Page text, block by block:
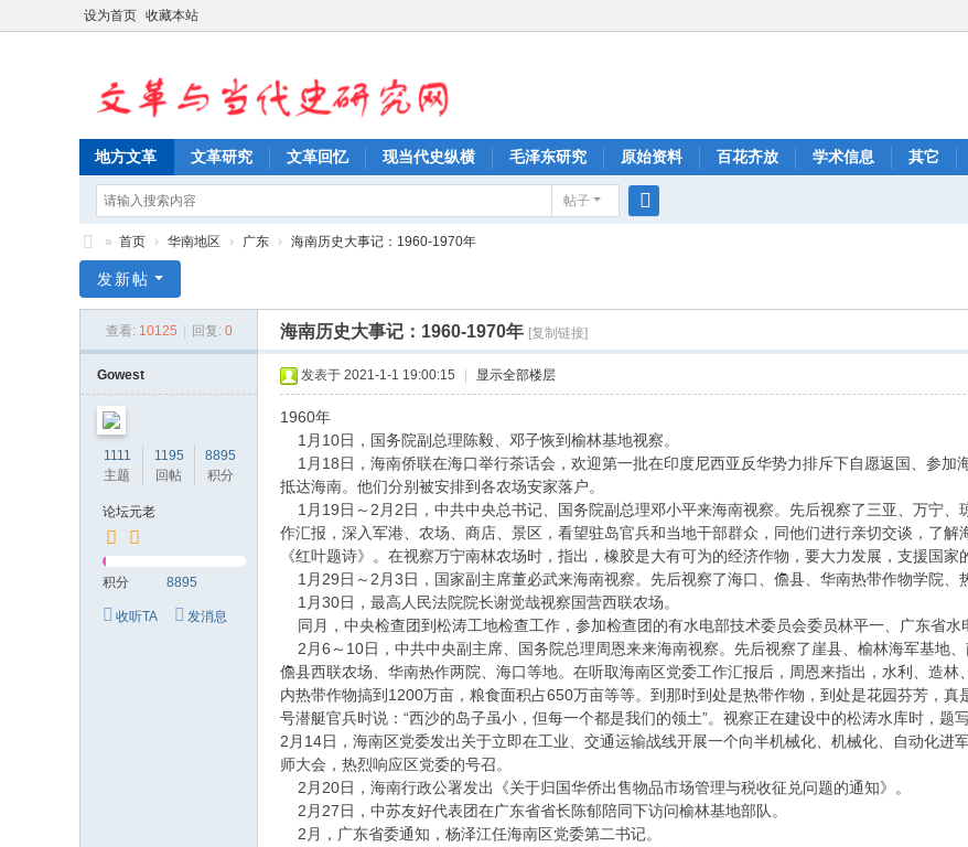
设为首页 收藏本站
地方文革 文革研究 文革回忆 现当代史纵横 毛泽东研究 原始资料 百花齐放 学术信息 其它
帖子
革
» 首页 › 华南地区 › 广东 › 海南历史大事记：1960-1970年
发新帖
查看: 10125 回复: 0 海南历史大事记：1960-1970年 [复制链接]
Gowest
1111
主题
1195
回帖
8895
积分
论坛元老
积分 8895
收听TA 发消息
发表于 2021-1-1 19:00:15 显示全部楼层
1960年
1月10日，国务院副总理陈毅、邓子恢到榆林基地视察。
1月18日，海南侨联在海口举行茶话会，欢迎第一批在印度尼西亚反华势力排斥下自愿返国、参加
抵达海南。他们分别被安排到各农场安家落户。
1月19日～2月2日，中共中央总书记、国务院副总理邓小平来海南视察。先后视察了三亚、万宁、
作汇报，深入军港、农场、商店、景区，看望驻岛官兵和当地干部群众，同他们进行亲切交谈，了
《红叶题诗》。在视察万宁南林农场时，指出，橡胶是大有可为的经济作物，要大力发展，支援国家
1月29日～2月3日，国家副主席董必武来海南视察。先后视察了海口、儋县、华南热带作物学院、
1月30日，最高人民法院院长谢觉哉视察国营西联农场。
同月，中央检查团到松涛工地检查工作，参加检查团的有水电部技术委员会委员林平一、广东省水
2月6～10日，中共中央副主席、国务院总理周恩来来海南视察。先后视察了崖县、榆林海军基地
儋县西联农场、华南热作两院、海口等地。在听取海南区党委工作汇报后，周恩来指出，水利、造
内热带作物搞到1200万亩，粮食面积占650万亩等等。到那时到处是热带作物，到处是花园芬芳，
号潜艇官兵时说：“西沙的岛子虽小，但每一个都是我们的领土”。视察正在建设中的松涛水库时，题写
2月14日，海南区党委发出关于立即在工业、交通运输战线开展一个向半机械化、机械化、自动化
师大会，热烈响应区党委的号召。
2月20日，海南行政公署发出《关于归国华侨出售物品市场管理与税收征兑问题的通知》。
2月27日，中苏友好代表团在广东省省长陈郁陪同下访问榆林基地部队。
2月，广东省委通知，杨泽江任海南区党委第二书记。